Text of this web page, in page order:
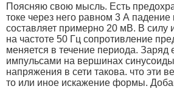
Поясняю свою мысль. Есть
токе через него равном 3 А
составляет примерно 20 мВ. В силу
на частоте 50 Гц сопротивление
меняется в течение периода. Заряд
импульсами на вершинах
напряжения в сети такова. что эти
то или иное искажение формы.